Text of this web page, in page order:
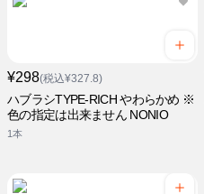
¥298(税込¥327.8)
ハブラシTYPE-RICH やわらかめ ※
色の指定は出来ません NONIO
1本